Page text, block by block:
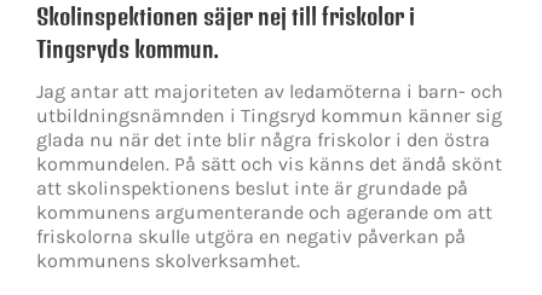
Skolinspektionen säjer nej till friskolor i
Tingsryds kommun.
Jag antar att majoriteten av ledamöterna i barn- och
utbildningsnämnden i Tingsryd kommun känner sig
glada nu när det inte blir några friskolor i den östra
kommundelen. På sätt och vis känns det ändå skönt
att skolinspektionens beslut inte är grundade på
kommunens argumenterande och agerande om att
friskolorna skulle utgöra en negativ påverkan på
kommunens skolverksamhet.